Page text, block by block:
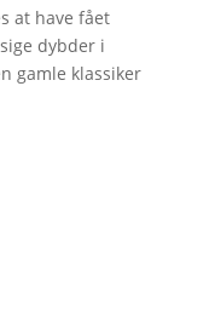
at have fået
dybder i
gamle klassiker